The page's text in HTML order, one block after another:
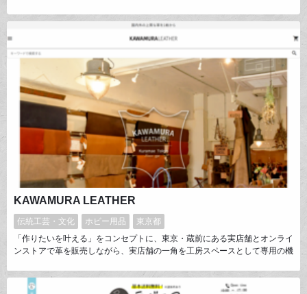
つだけのギフトをHAPPY COMEがお届けいたします。
KAWAMURA LEATHER
伝統工芸・文化 ホビー用品
東京都
「作りたいを叶える」をコンセプトに、東京・蔵前にある実店舗とオンライ
ンストアで革を販売しながら、実店舗の一角を工房スペースとして専用の機
入した革を中心に国内外の上質な革を厳選して取り扱っており、革の魅力や
素晴らしさを一人でも多くの人に知ってもらうためにSNSでの情報発信に